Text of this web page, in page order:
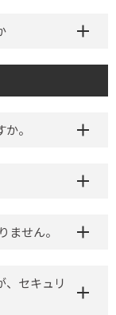
。
ません。
、セキュリ